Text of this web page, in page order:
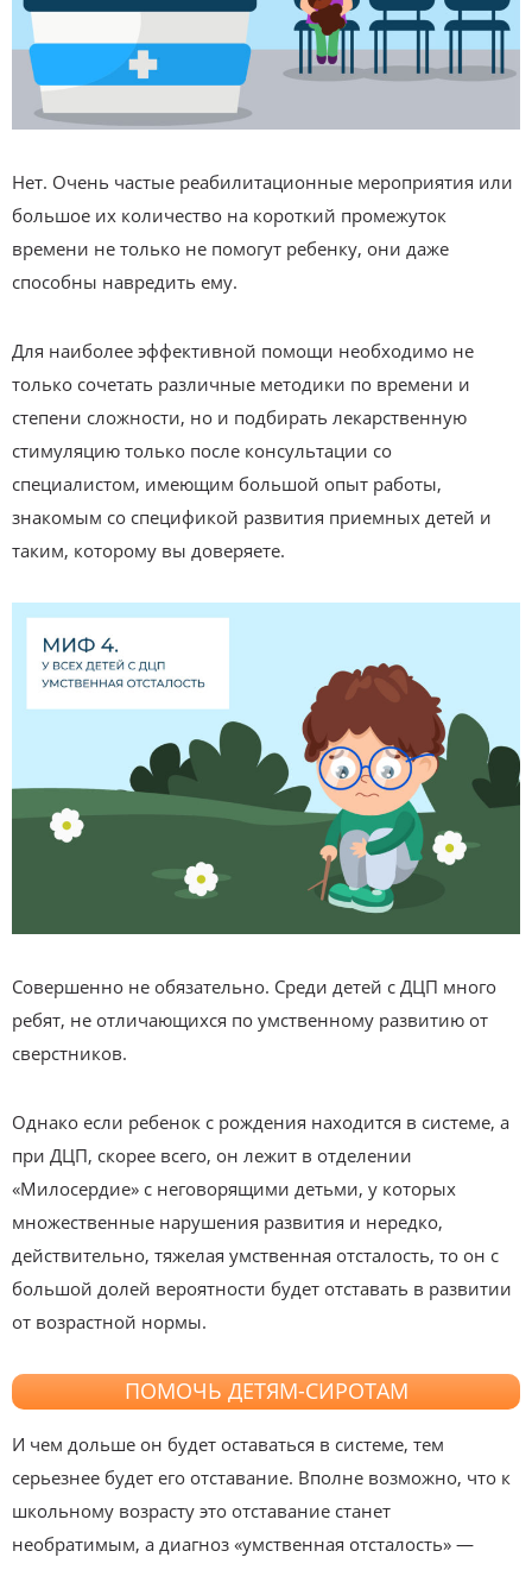
Нет. Очень частые реабилитационные мероприятия или
большое их количество на короткий промежуток
времени не только не помогут ребенку, они даже
способны навредить ему.
Для наиболее эффективной помощи необходимо не
только сочетать различные методики по времени и
степени сложности, но и подбирать лекарственную
стимуляцию только после консультации со
специалистом, имеющим большой опыт работы,
знакомым со спецификой развития приемных детей и
таким, которому вы доверяете.
Совершенно не обязательно. Среди детей с ДЦП много
ребят, не отличающихся по умственному развитию от
сверстников.
Однако если ребенок с рождения находится в системе, а
при ДЦП, скорее всего, он лежит в отделении
«Милосердие» с неговорящими детьми, у которых
множественные нарушения развития и нередко,
действительно, тяжелая умственная отсталость, то он с
большой долей вероятности будет отставать в развитии
от возрастной нормы.
ПОМОЧЬ ДЕТЯМ-СИРОТАМ
И чем дольше он будет оставаться в системе, тем
серьезнее будет его отставание. Вполне возможно, что к
школьному возрасту это отставание станет
необратимым, а диагноз «умственная отсталость» —